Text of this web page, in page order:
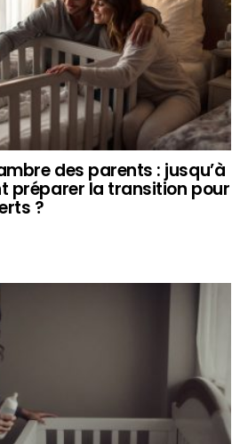
des parents : jusqu’à
préparer la transition pour
?